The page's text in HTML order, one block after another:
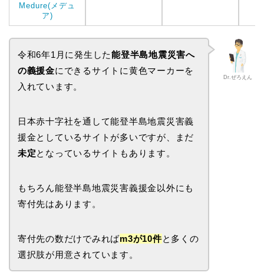
Medure(メデュ
ア)
Dr.ぜろえん
令和6年1月に発生した能登半島地震災害へ
の義援金にできるサイトに黄色マーカーを
入れています。
日本赤十字社を通して能登半島地震災害義
援金としているサイトが多いですが、まだ
未定となっているサイトもあります。
もちろん能登半島地震災害義援金以外にも
寄付先はあります。
寄付先の数だけでみればm3が10件と多くの
選択肢が用意されています。